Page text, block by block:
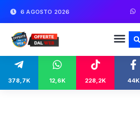
6 AGOSTO 2026
378,7K 12,6K 228,2K 44K